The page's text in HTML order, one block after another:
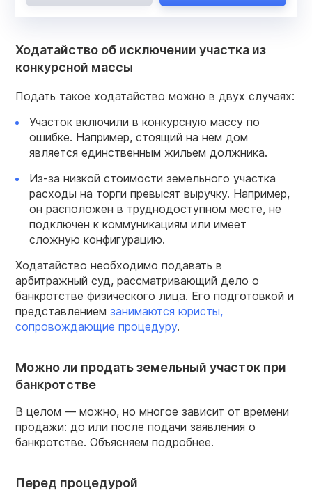
Ходатайство об исключении участка из
конкурсной массы
Подать такое ходатайство можно в двух случаях:
Участок включили в конкурсную массу по
ошибке. Например, стоящий на нем дом
является единственным жильем должника.
Из-за низкой стоимости земельного участка
расходы на торги превысят выручку. Например,
он расположен в труднодоступном месте, не
подключен к коммуникациям или имеет
сложную конфигурацию.
Ходатайство необходимо подавать в
арбитражный суд, рассматривающий дело о
банкротстве физического лица. Его подготовкой и
представлением занимаются юристы,
сопровождающие процедуру.
Можно ли продать земельный участок при
банкротстве
В целом — можно, но многое зависит от времени
продажи: до или после подачи заявления о
банкротстве. Объясняем подробнее.
Перед процедурой